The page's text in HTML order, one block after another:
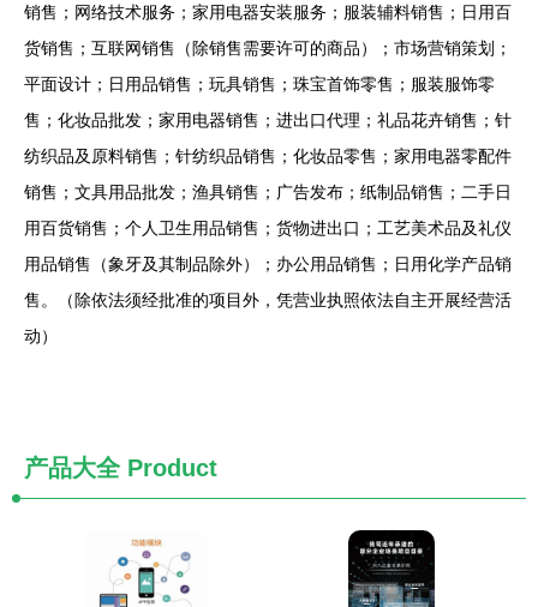
销售；网络技术服务；家用电器安装服务；服装辅料销售；日用百
货销售；互联网销售（除销售需要许可的商品）；市场营销策划；
平面设计；日用品销售；玩具销售；珠宝首饰零售；服装服饰零
售；化妆品批发；家用电器销售；进出口代理；礼品花卉销售；针
纺织品及原料销售；针纺织品销售；化妆品零售；家用电器零配件
销售；文具用品批发；渔具销售；广告发布；纸制品销售；二手日
用百货销售；个人卫生用品销售；货物进出口；工艺美术品及礼仪
用品销售（象牙及其制品除外）；办公用品销售；日用化学产品销
售。（除依法须经批准的项目外，凭营业执照依法自主开展经营活
动）
产品大全Product